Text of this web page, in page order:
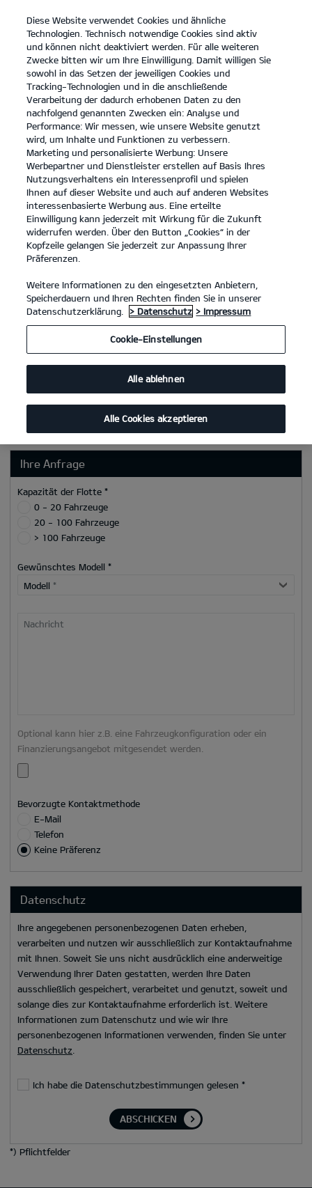
open
menu
KONTAKT
KONTAKT UNTERNEHMEN
KONTAKT UNTERNEHMEN
Ihre Kontaktdaten
Anrede*
Vorname*
Nachname*
Unternehmen*
Straße/Nr.
E-Mail*
Ihre Anfrage
Kapazität der Flotte *
0 - 20 Fahrzeuge
20 - 100 Fahrzeuge
> 100 Fahrzeuge
Gewünschtes Modell *
Modell *
Nachricht
Optional kann hier z.B. eine Fahrzeugkonfiguration oder ein
Finanzierungsangebot mitgesendet werden.
Bevorzugte Kontaktmethode
E-Mail
Telefon
Keine Präferenz
Datenschutz
Ihre angegebenen personenbezogenen Daten erheben,
verarbeiten und nutzen wir ausschließlich zur Kontaktaufnahme
mit Ihnen. Soweit Sie uns nicht ausdrücklich eine anderweitige
Verwendung Ihrer Daten gestatten, werden Ihre Daten
ausschließlich gespeichert, verarbeitet und genutzt, soweit und
solange dies zur Kontaktaufnahme erforderlich ist. Weitere
Informationen zum Datenschutz und wie wir Ihre
personenbezogenen Informationen verwenden, finden Sie unter
Datenschutz
Ich habe die Datenschutzbestimmungen gelesen *
ABSCHICKEN
*) Pflichtfelder
Diese Website verwendet Cookies und ähnliche
Technologien. Technisch notwendige Cookies sind aktiv
und können nicht deaktiviert werden. Für alle weiteren
Zwecke bitten wir um Ihre Einwilligung. Damit willigen Sie
sowohl in das Setzen der jeweiligen Cookies und
Tracking-Technologien und in die anschließende
Verarbeitung der dadurch erhobenen Daten zu den
nachfolgend genannten Zwecken ein: Analyse und
Performance: Wir messen, wie unsere Website genutzt
wird, um Inhalte und Funktionen zu verbessern.
Marketing und personalisierte Werbung: Unsere
Werbepartner und Dienstleister erstellen auf Basis Ihres
Nutzungsverhaltens ein Interessenprofil und spielen
Ihnen auf dieser Website und auch auf anderen Websites
interessenbasierte Werbung aus. Eine erteilte
Einwilligung kann jederzeit mit Wirkung für die Zukunft
widerrufen werden. Über den Button „Cookies“ in der
Kopfzeile gelangen Sie jederzeit zur Anpassung Ihrer
Präferenzen.
Weitere Informationen zu den eingesetzten Anbietern,
Speicherdauern und Ihren Rechten finden Sie in unserer
Datenschutzerklärung.
> Datenschutz > Impressum
Cookie-Einstellungen
Alle ablehnen
Alle Cookies akzeptieren